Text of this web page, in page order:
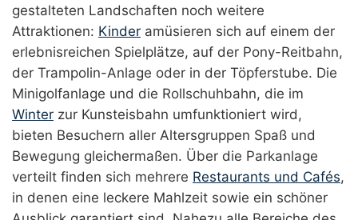
gestalteten Landschaften noch weitere
Attraktionen: Kinder amüsieren sich auf einem der
erlebnisreichen Spielplätze, auf der Pony-Reitbahn,
der Trampolin-Anlage oder in der Töpferstube. Die
Minigolfanlage und die Rollschuhbahn, die im
Winter zur Kunsteisbahn umfunktioniert wird,
bieten Besuchern aller Altersgruppen Spaß und
Bewegung gleichermaßen. Über die Parkanlage
verteilt finden sich mehrere Restaurants und Cafés,
in denen eine leckere Mahlzeit sowie ein schöner